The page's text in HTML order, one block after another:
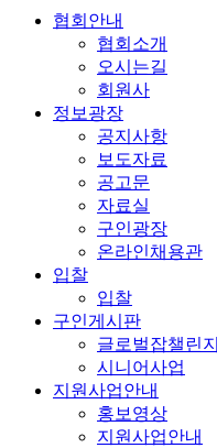
협회안내
협회소개
오시는길
회원사
정보광장
공지사항
보도자료
공고문
자료실
구인광장
온라인채용관
입찰
입찰
구인게시판
글로벌잡챌린지
시니어사업
지원사업안내
홍보영상
지원사업안내